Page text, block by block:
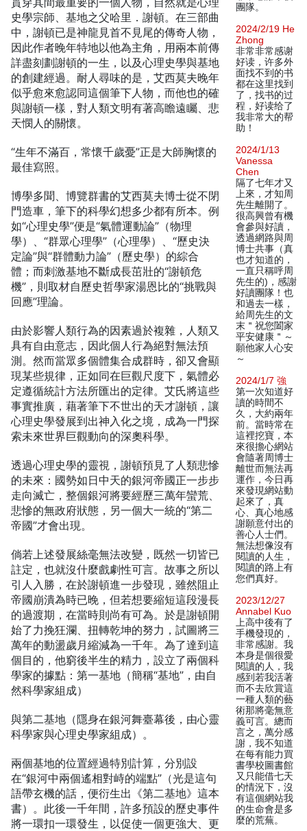
史學宗師、基地之父哈里．謝頓。在三部曲
中，謝頓已是神龍見首不見尾的傳奇人物，
因此作者晚年特地以他為主角，用兩本前傳
詳盡刻劃謝頓的一生，以及心理史學與基地
的創建經過。耐人尋味的是，艾西莫夫晚年
似乎愈來愈認同這個筆下人物，而他也的確
與謝頓一樣，對人類文明有著高瞻遠矚、悲
天憫人的關懷。
“生年不滿百，常懷千歲憂”正是大師胸懷的
最佳寫照。
博學多聞、博覽群書的艾西莫夫博士從不閉
門造車，筆下的科學幻想多少都有所本。例
如“心理史學”便是“氣體運動論”（物理
學）、“群眾心理學”（心理學）、“歷史決
定論”與“群體動力論”（歷史學）的綜合
體；而刺激基地不斷成長茁壯的“謝頓危
機”，則取材自歷史哲學家湯恩比的“挑戰與
回應”理論。
由於影響人類行為的因素過於複雜，人類又
具有自由意志，因此個人行為絕對無法預
測。然而當眾多個體集合成群時，卻又會顯
現某些規律，正如同在巨觀尺度下，氣體必
定遵循統計方法所匯出的定律。艾氏將這些
事實推廣，藉著筆下不世出的天才謝頓，讓
心理史學發展到出神入化之境，成為一門探
索未來世界巨觀動向的深奧科學。
透過心理史學的靈視，謝頓預見了人類悲慘
的未來：國勢如日中天的銀河帝國正一步步
走向滅亡，整個銀河將要經歷三萬年蠻荒、
悲慘的無政府狀態，另一個大一統的“第二
帝國”才會出現。
倘若上述發展絲毫無法改變，既然一切皆已
註定，也就沒什麼戲劇性可言。故事之所以
引人入勝，在於謝頓進一步發現，雖然阻止
帝國崩潰為時已晚，但若想要縮短這段漫長
的過渡期，在當時則尚有可為。於是謝頓開
始了力挽狂瀾、扭轉乾坤的努力，試圖將三
萬年的動盪歲月縮減為一千年。為了達到這
個目的，他窮後半生的精力，設立了兩個科
學家的據點：第一基地（簡稱“基地”，由自
然科學家組成）
與第二基地（隱身在銀河舞臺幕後，由心靈
科學家與心理史學家組成）。
兩個基地的位置經過特別計算，分別設
在“銀河中兩個遙相對峙的端點”（光是這句
語帶玄機的話，便衍生出《第二基地》這本
書）。此後一千年間，許多預設的歷史事件
將一環扣一環發生，以促使一個更強大、更
團隊。
2024/2/19 He
Zhong
非常非常感谢
好读，许多外
面找不到的书
都在这里找到
了，找书的过
程，好读给了
我非常大的帮
助！
2024/1/13
Vanessa
Chen
隔了七年才又
上來，才知周
先生離開了。
很高興曾有機
會參與好讀，
透過網路與周
博士共事（真
也才知道的，
一直只稱呼周
先生的)，感謝
好讀團隊！也
和過去一樣，
給周先生的文
末＂祝您闔家
平安健康＂～
願他家人心安
～
2024/1/7 強
第一次知道好
讀的時間不
久，大約兩年
前。當時常在
這裡挖寶，本
來很擔心網站
會隨著周博士
離世而無法再
運作，今日再
來發現網站動
起來了，真
心、真心地感
謝願意付出的
善心人士們。
無法想像沒有
閱讀的人生，
閱讀的路上有
您們真好。
2023/12/27
Annabel Kuo
上高中後有了
手機發現的，
非常感謝。我
本身是個很愛
閱讀的人，我
感到若我活著
而不去欣賞這
一種人類的藝
術那將毫無意
義可言。總而
言之，萬分感
謝，我不知道
在每有能力買
書學校圖書館
又只能借七天
的情況下，沒
有這個網站我
的生命會是多
麼的荒蕪。